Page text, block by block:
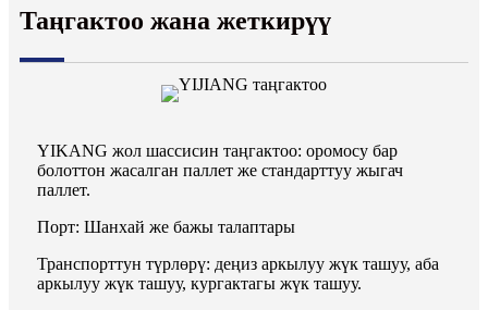
Таңгактоо жана жеткирүү
YIKANG жол шассисин таңгактоо: оромосу бар
болоттон жасалган паллет же стандарттуу жыгач
паллет.
Порт: Шанхай же бажы талаптары
Транспорттун түрлөрү: деңиз аркылуу жүк ташуу, аба
аркылуу жүк ташуу, кургактагы жүк ташуу.